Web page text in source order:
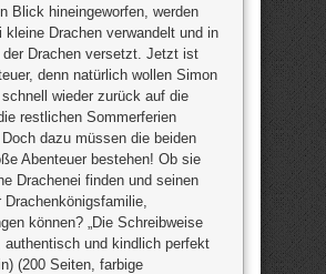
Blick hineingeworfen, werden
kleine Drachen verwandelt und in
der Drachen versetzt. Jetzt ist
denn natürlich wollen Simon
wieder zurück auf die
restlichen Sommerferien
dazu müssen die beiden
Abenteuer bestehen! Ob sie
Drachenei finden und seinen
Drachenkönigsfamilie,
können? „Die Schreibweise
und kindlich perfekt
(200 Seiten, farbige